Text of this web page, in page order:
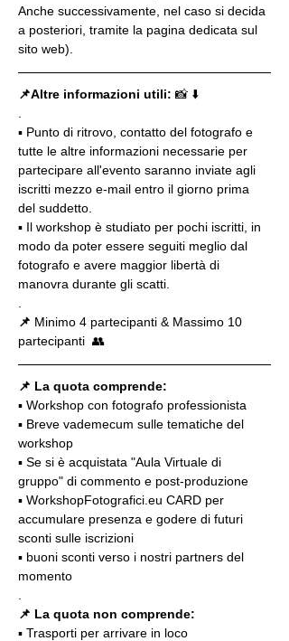
Anche successivamente, nel caso si decida
a posteriori, tramite la pagina dedicata sul
sito web).
📌Altre informazioni utili: 📸 ⬇️
▪️ Punto di ritrovo, contatto del fotografo e
tutte le altre informazioni necessarie per
partecipare all'evento saranno inviate agli
iscritti mezzo e-mail entro il giorno prima
del suddetto.
▪️ Il workshop è studiato per pochi iscritti, in
modo da poter essere seguiti meglio dal
fotografo e avere maggior libertà di
manovra durante gli scatti.
📌 Minimo 4 partecipanti & Massimo 10
partecipanti  👥
📌 La quota comprende:
▪️ Workshop con fotografo professionista
▪️ Breve vademecum sulle tematiche del
workshop
▪️ Se si è acquistata "Aula Virtuale di
gruppo" di commento e post-produzione
▪️ WorkshopFotografici.eu CARD per
accumulare presenza e godere di futuri
sconti sulle iscrizioni
▪️ buoni sconti verso i nostri partners del
momento
📌 La quota non comprende:
▪️ Trasporti per arrivare in loco